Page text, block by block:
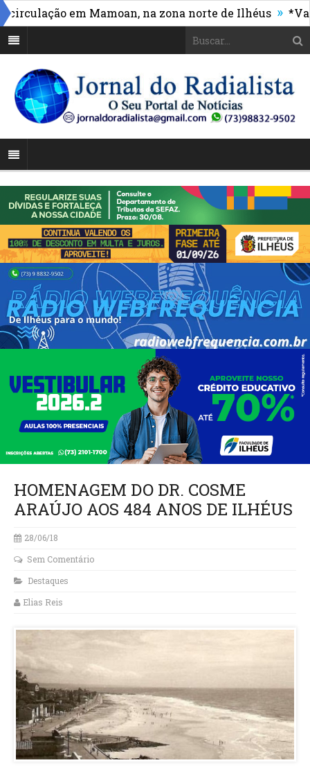
em Mamoan, na zona norte de Ilhéus » *Vasco
HOMENAGEM DO DR. COSME
ARAÚJO AOS 484 ANOS DE ILHÉUS
28/06/18
Sem Comentário
Destaques
Elias Reis